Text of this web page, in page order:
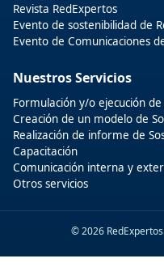
Revista RedExpertos
Evento de sostenibilidad de
Evento de Comunicaciones
Nuestros Servicios
Formulación y/o ejecución
Creación de un modelo de
Realización de informe de
Capacitación
Comunicación interna y
Otros servicios
© 2026